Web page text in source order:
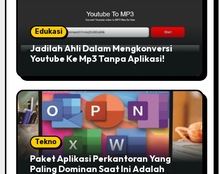
Edukasi
Jadilah Ahli Dalam Mengkonversi
Youtube Ke Mp3 Tanpa Aplikasi!
Tekno
Paket Aplikasi Perkantoran Yang
Paling Dominan Saat Ini Adalah